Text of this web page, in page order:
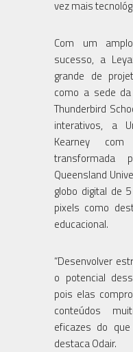
vez mais
Com um
sucesso, a
grande de
como a sede
Thunderbird
interativos, a
Kearney
Queensland
globo digital de
pixels como
educacional.
“Desenvolver
o potencial
pois elas
conteúdos
eficazes do
destaca Odair.